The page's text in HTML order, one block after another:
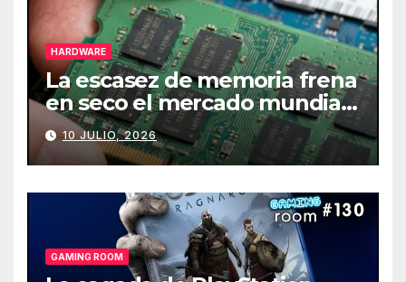
HARDWARE
La escasez de memoria frena
en seco el mercado mundial
de PCs
10 JULIO, 2026
GAMING ROOM